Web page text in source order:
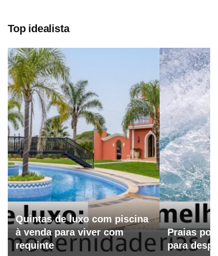
Top idealista
Quintas de luxo com piscina
à venda para viver com
requinte
Praias
para